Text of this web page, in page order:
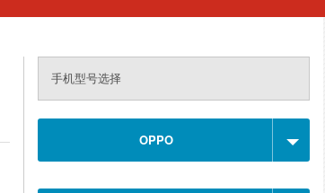
手机型号选择
OPPO